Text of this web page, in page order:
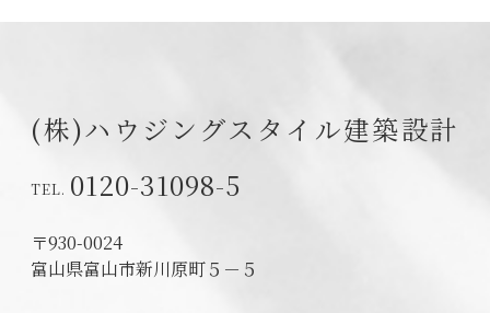
(株)ハウジングスタイル建築設計
0120-31098-5
〒930-0024
富山県富山市新川原町５－５